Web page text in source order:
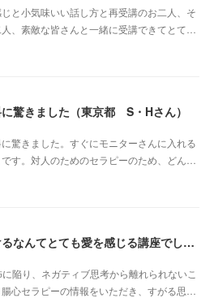
と小気味いい話し方と再受講のお二人、そ
、素敵な皆さんと一緒に受講できてとて…
驚きました（東京都 S・Hさん）
驚きました。すぐにモニターさんに入れる
す。対人のためのセラピーのため、どん…
受講後もサポートして頂けるなんてとても愛を感じる講座でした（北海道 原田いずみさん）
陥り、ネガティブ思考から離れられないこ
心セラピーの情報をいただき、すがる思…